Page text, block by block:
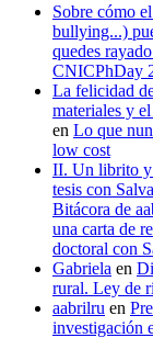
Sobre cómo
bullying...)
quedes
CNICPhDay
La felicidad
materiales y
en Lo que
low cost
II. Un librito y
tesis con
Bitácora de
una carta de
doctoral con
Gabriela en
rural. Ley de
aabrilru en
investigación